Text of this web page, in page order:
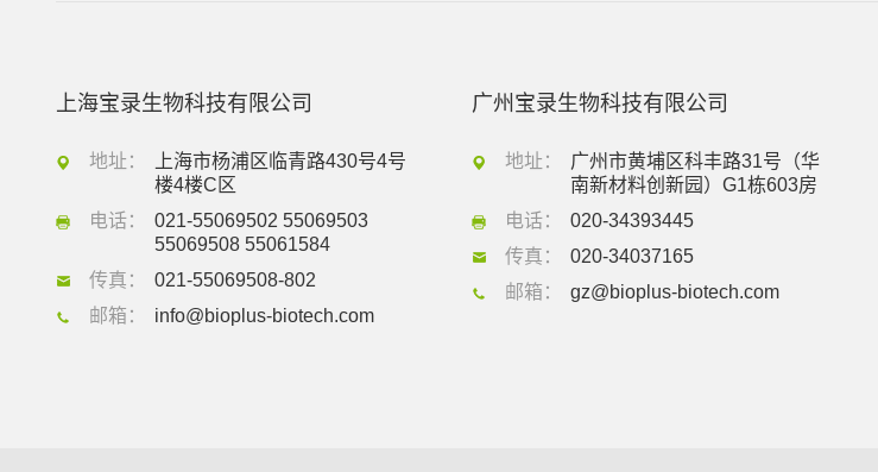
上海宝录生物科技有限公司
地址：
上海市杨浦区临青路430号4号
楼4楼C区
电话：
021-55069502 55069503
55069508 55061584
传真：
021-55069508-802
邮箱：
info@bioplus-biotech.com
广州宝录生物科技有限公司
地址：
广州市黄埔区科丰路31号（华
南新材料创新园）G1栋603房
电话：
020-34393445
传真：
020-34037165
邮箱：
gz@bioplus-biotech.com